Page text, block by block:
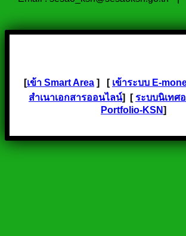
[เข้า Smart Area ] [ เข้าระบบ E-
สำเนาเอกสารออนไลน์] [ระบบนิเทศ
Portfolio-KSN]